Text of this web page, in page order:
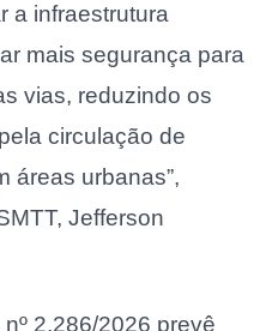
a infraestrutura
mais segurança para
vias, reduzindo os
circulação de
áreas urbanas”,
Jefferson
2.286/2026 prevê